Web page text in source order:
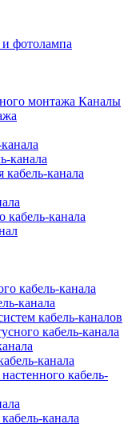
фотолампа
Каналы
канала
канала
кабель-канала
кабель-канала
канала
кабель-каналов
кабель-канала
канала
кабель-
канала